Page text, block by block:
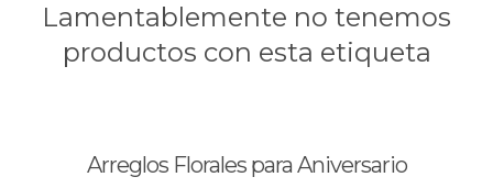
Lamentablemente no tenemos
productos con esta etiqueta
Arreglos Florales para Aniversario